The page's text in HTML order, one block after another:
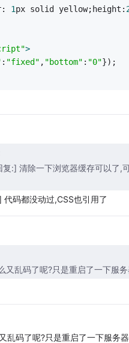
1px solid yellow;height:
>
: "fixed" , "bottom" : "0"
:] 清除一下浏览器缓存可以了,
码都没动过,CSS也引用了
又乱码了呢?只是重启了一下服
乱码了呢?只是重启了一下服务